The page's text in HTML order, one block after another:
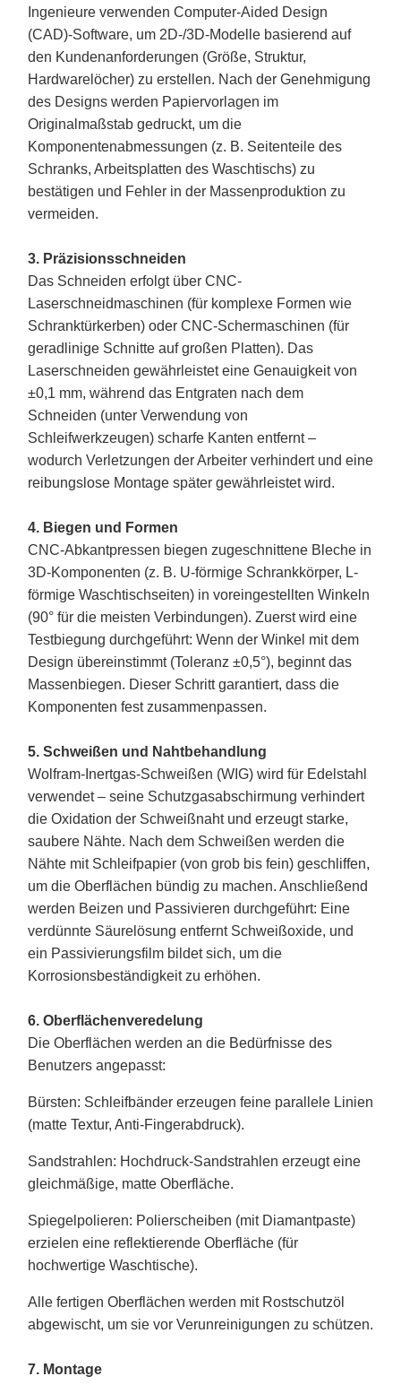
Ingenieure verwenden Computer-Aided Design
(CAD)-Software, um 2D-/3D-Modelle basierend auf
den Kundenanforderungen (Größe, Struktur,
Hardwarelöcher) zu erstellen. Nach der Genehmigung
des Designs werden Papiervorlagen im
Originalmaßstab gedruckt, um die
Komponentenabmessungen (z. B. Seitenteile des
Schranks, Arbeitsplatten des Waschtischs) zu
bestätigen und Fehler in der Massenproduktion zu
vermeiden.
3. Präzisionsschneiden
Das Schneiden erfolgt über CNC-
Laserschneidmaschinen (für komplexe Formen wie
Schranktürkerben) oder CNC-Schermaschinen (für
geradlinige Schnitte auf großen Platten). Das
Laserschneiden gewährleistet eine Genauigkeit von
±0,1 mm, während das Entgraten nach dem
Schneiden (unter Verwendung von
Schleifwerkzeugen) scharfe Kanten entfernt –
wodurch Verletzungen der Arbeiter verhindert und eine
reibungslose Montage später gewährleistet wird.
4. Biegen und Formen
CNC-Abkantpressen biegen zugeschnittene Bleche in
3D-Komponenten (z. B. U-förmige Schrankkörper, L-
förmige Waschtischseiten) in voreingestellten Winkeln
(90° für die meisten Verbindungen). Zuerst wird eine
Testbiegung durchgeführt: Wenn der Winkel mit dem
Design übereinstimmt (Toleranz ±0,5°), beginnt das
Massenbiegen. Dieser Schritt garantiert, dass die
Komponenten fest zusammenpassen.
5. Schweißen und Nahtbehandlung
Wolfram-Inertgas-Schweißen (WIG) wird für Edelstahl
verwendet – seine Schutzgasabschirmung verhindert
die Oxidation der Schweißnaht und erzeugt starke,
saubere Nähte. Nach dem Schweißen werden die
Nähte mit Schleifpapier (von grob bis fein) geschliffen,
um die Oberflächen bündig zu machen. Anschließend
werden Beizen und Passivieren durchgeführt: Eine
verdünnte Säurelösung entfernt Schweißoxide, und
ein Passivierungsfilm bildet sich, um die
Korrosionsbeständigkeit zu erhöhen.
6. Oberflächenveredelung
Die Oberflächen werden an die Bedürfnisse des
Benutzers angepasst:
Bürsten: Schleifbänder erzeugen feine parallele Linien
(matte Textur, Anti-Fingerabdruck).
Sandstrahlen: Hochdruck-Sandstrahlen erzeugt eine
gleichmäßige, matte Oberfläche.
Spiegelpolieren: Polierscheiben (mit Diamantpaste)
erzielen eine reflektierende Oberfläche (für
hochwertige Waschtische).
Alle fertigen Oberflächen werden mit Rostschutzöl
abgewischt, um sie vor Verunreinigungen zu schützen.
7. Montage